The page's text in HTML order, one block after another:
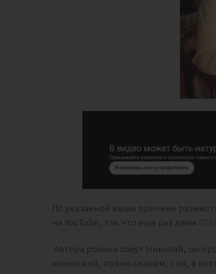
По указанной выше причине
на YouTube, так что еще раз даем
Автора ролика зовут Николай, он
эпический, прямо скажем, сон, в